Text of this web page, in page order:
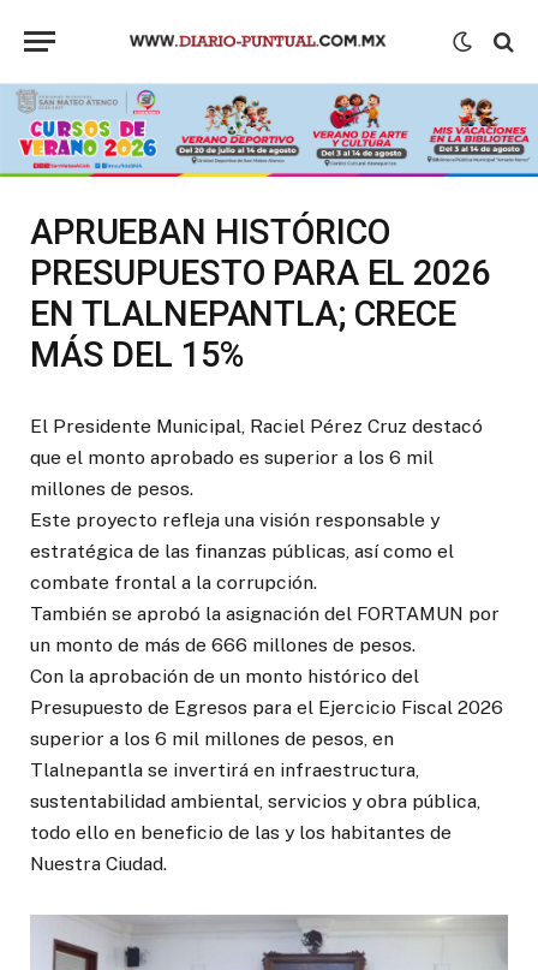
APRUEBAN HISTÓRICO
PRESUPUESTO PARA EL 2026
EN TLALNEPANTLA; CRECE
MÁS DEL 15%
El Presidente Municipal, Raciel Pérez Cruz destacó
que el monto aprobado es superior a los 6 mil
millones de pesos.
Este proyecto refleja una visión responsable y
estratégica de las finanzas públicas, así como el
combate frontal a la corrupción.
También se aprobó la asignación del FORTAMUN por
un monto de más de 666 millones de pesos.
Con la aprobación de un monto histórico del
Presupuesto de Egresos para el Ejercicio Fiscal 2026
superior a los 6 mil millones de pesos, en
Tlalnepantla se invertirá en infraestructura,
sustentabilidad ambiental, servicios y obra pública,
todo ello en beneficio de las y los habitantes de
Nuestra Ciudad.